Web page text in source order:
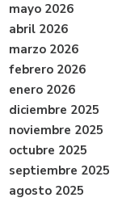
mayo 2026
abril 2026
marzo 2026
febrero 2026
enero 2026
diciembre 2025
noviembre 2025
octubre 2025
septiembre 2025
agosto 2025